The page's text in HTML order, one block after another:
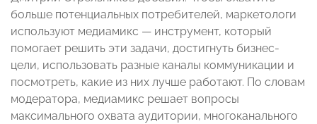
больше потенциальных потребителей, маркетологи
используют медиамикс — инструмент, который
помогает решить эти задачи, достигнуть бизнес-
цели, использовать разные каналы коммуникации и
посмотреть, какие из них лучше работают. По словам
модератора, медиамикс решает вопросы
максимального охвата аудитории, многоканального